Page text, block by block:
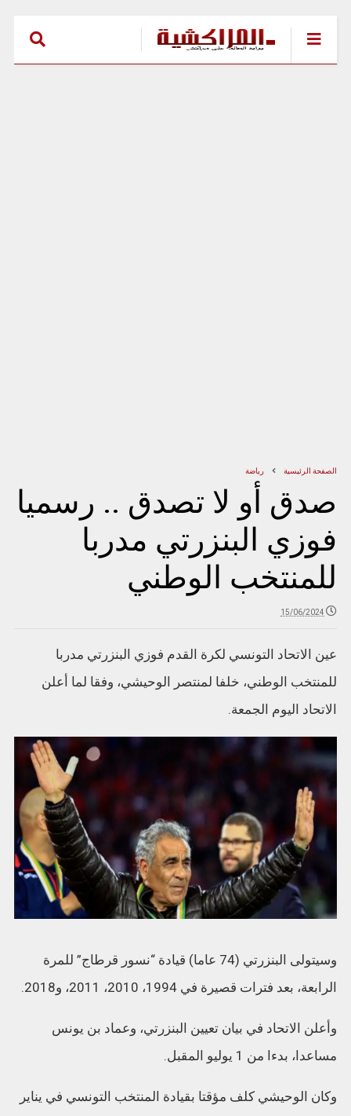
الصفحة الرئيسية رياضة
صدق أو لا تصدق .. رسميا
فوزي البنزرتي مدربا
للمنتخب الوطني
15/06/2024
عين الاتحاد التونسي لكرة القدم فوزي البنزرتي مدربا
للمنتخب الوطني، خلفا لمنتصر الوحيشي، وفقا لما أعلن
الاتحاد اليوم الجمعة.
وسيتولى البنزرتي (74 عاما) قيادة “نسور قرطاج” للمرة
الرابعة، بعد فترات قصيرة في 1994، 2010، 2011، و2018.
وأعلن الاتحاد في بيان تعيين البنزرتي، وعماد بن يونس
مساعدا، بدءا من 1 يوليو المقبل.
وكان الوحيشي كلف مؤقتا بقيادة المنتخب التونسي في يناير